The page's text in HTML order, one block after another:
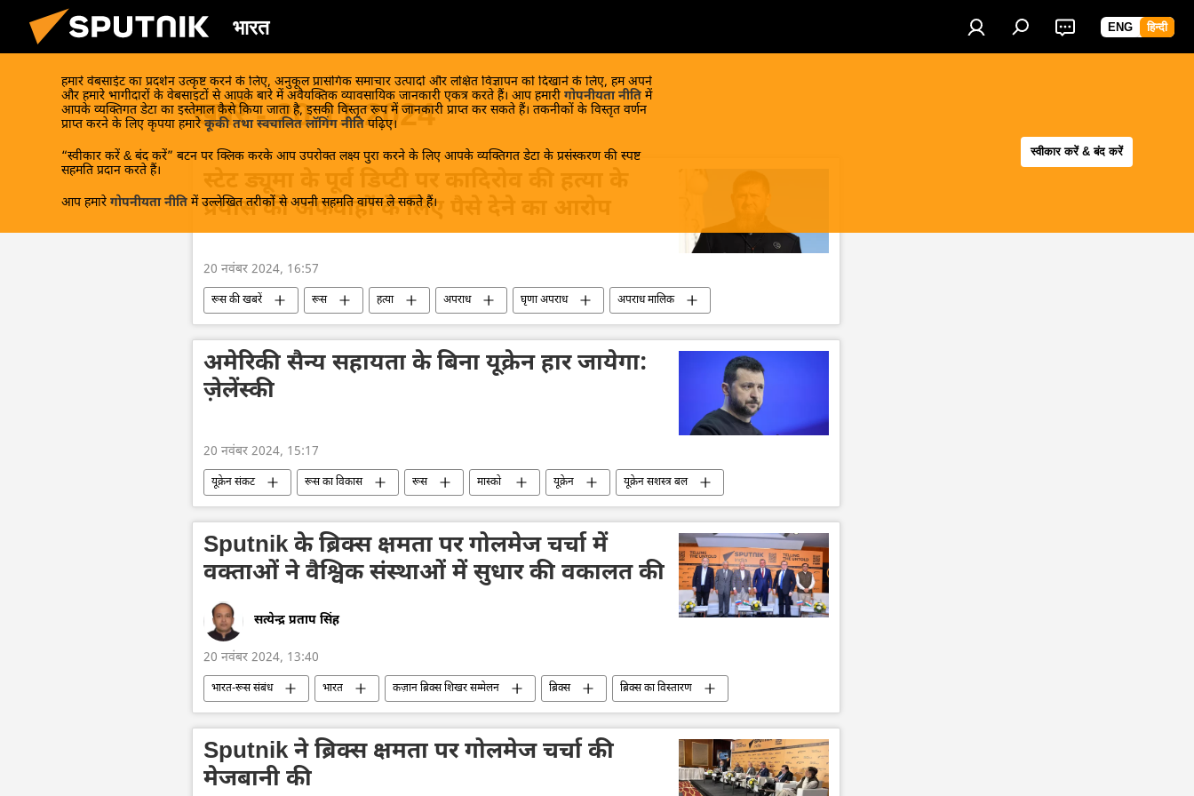
भारत ENG हिन्दी
हमारे वेबसाईट का प्रदर्शन उत्कृष्ट करने के लिए, अनुकूल प्रासंगिक समाचार उत्पादों और लक्षित विज्ञापन को दिखाने के लिए, हम अपने
और हमारे भागीदारों के वेबसाइटों से आपके बारे में अवैयक्तिक व्यावसायिक जानकारी एकत्र करते हैं। आप हमारी गोपनीयता नीति में
आपके व्यक्तिगत डेटा का इस्तेमाल कैसे किया जाता है, इसकी विस्तृत रूप में जानकारी प्राप्त कर सकते हैं। तकनीकों के विस्तृत वर्णन
प्राप्त करने के लिए कृपया हमारे कूकी तथा स्वचालित लॉगिंग नीति पढ़िए।
“स्वीकार करें & बंद करें” बटन पर क्लिक करके आप उपरोक्त लक्ष्य पुरा करने के लिए आपके व्यक्तिगत डेटा के प्रसंस्करण की स्पष्ट
सहमति प्रदान करते हैं।
आप हमारे गोपनीयता नीति में उल्लेखित तरीकों से अपनी सहमति वापस ले सकते हैं।
स्वीकार करें & बंद करें
खबरें - 20.11.2024
प्रयास की अफवाहों के लिए पैसे देने का आरोप
20 नवंबर 2024, 16:57
रूस की खबरें रूस हत्या अपराध घृणा अपराध
अपराध मालिक
संसद सदस्य
अमेरिकी सैन्य सहायता के बिना यूक्रेन हार जायेगा:
ज़ेलेंस्की
20 नवंबर 2024, 15:17
यूक्रेन संकट रूस का विकास रूस मास्को यूक्रेन
यूक्रेन सशस्त्र बल
यूक्रेन का जवाबी हमला
यूक्रेन की सुरक्षा सेवा (SBU) विशेष सैन्य अभियान
अमेरिका
2024 चुनाव
चुनाव डॉनल्ड ट्रम्प जो बाइडन
Sputnik के ब्रिक्स क्षमता पर गोलमेज चर्चा में
वक्ताओं ने वैश्विक संस्थाओं में सुधार की वकालत की
सत्येन्द्र प्रताप सिंह
20 नवंबर 2024, 13:40
भारत-रूस संबंध भारत कज़ान ब्रिक्स शिखर सम्मेलन ब्रिक्स
ब्रिक्स का विस्तारण
2024 ब्रिक्स शिखर सम्मेलन
जी20 बहुध्रुवीय दुनिया प्रतिबंध
डेनिस अलीपोव
रूस
Sputnik ने ब्रिक्स क्षमता पर गोलमेज चर्चा की
मेजबानी की